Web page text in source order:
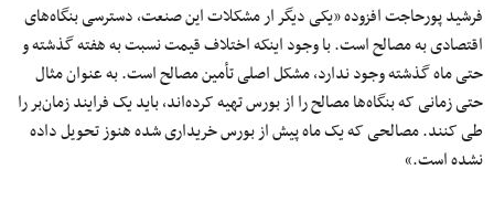
فرشید پورحاجت افزوده «یکی دیگر ار مشکلات این صنعت، دسترسی بنگاه‌های
اقتصادی به مصالح است. با وجود اینکه اختلاف قیمت نسبت به هفته گذشته و
حتی ماه گذشته وجود ندارد، مشکل اصلی تأمین مصالح است. به عنوان مثال
حتی زمانی که بنگاه‌ها مصالح را از بورس تهیه کرده‌اند، باید یک فرایند زمان‌بر را
طی کنند. مصالحی که یک ماه پیش از بورس خریداری شده هنوز تحویل داده
نشده است.»